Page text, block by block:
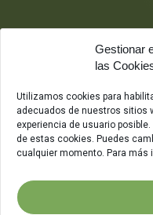
Gestionar
las
Utilizamos cookies para
adecuados de nuestros sitios
experiencia de usuario
de estas cookies. Puedes
cualquier momento. Para más